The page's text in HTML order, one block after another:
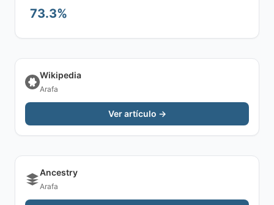
73.3%
Wikipedia
Arafa
Ver artículo →
Ancestry
Arafa